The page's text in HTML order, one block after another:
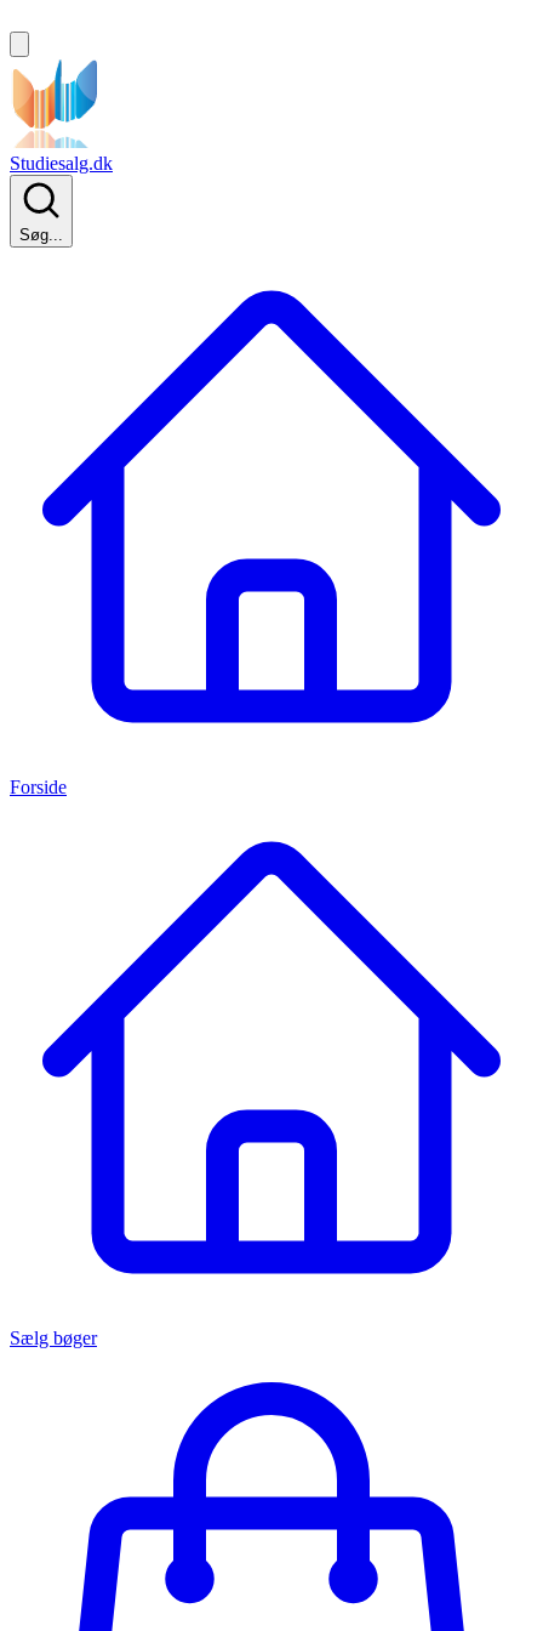
Studiesalg.dk
Søg...
Forside
Sælg bøger